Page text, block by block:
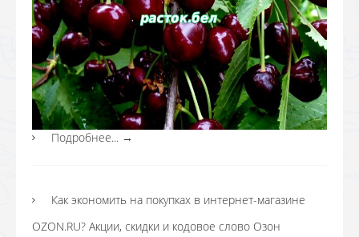
Подробнее... →
Как экономить на покупках в интернет-магазине
OZON.RU? Акции, скидки и кодовое слово Озон